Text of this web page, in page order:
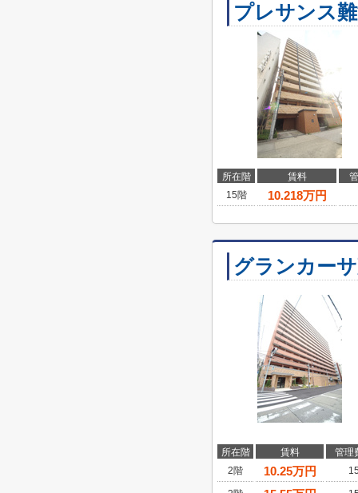
プレサンス
所在階 賃料
15階
10.218万円
グランカー
所在階 賃料
管理
2階
10.25万円